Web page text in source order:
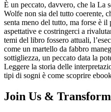
È un peccato, davvero, che la La
Wolfe non sia del tutto coerente,
senta meno del tutto, ma forse è il
aspettative e costringerci a
temi del libro fossero attuali,
come un martello da fabbro
sottigliezza, un peccato data la
Leggere la storia delle
tipi di sogni è come scoprire
Join Us &